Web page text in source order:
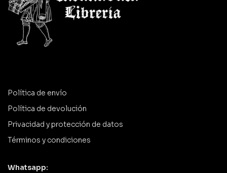
Política de envío
Política de devolución
Privacidad y protección de datos
Términos y condiciones
Whatsapp: